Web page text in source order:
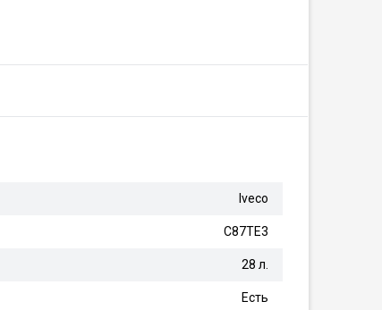
Iveco
C87TE3
28 л.
Есть